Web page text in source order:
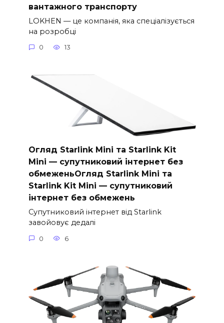
вантажного транспорту
LOKHEN — це компанія, яка спеціалізується
на розробці
0 13
Огляд Starlink Mini та Starlink Kit
Mini — супутниковий інтернет без
обмеженьОгляд Starlink Mini та
Starlink Kit Mini — супутниковий
інтернет без обмежень
Супутниковий інтернет від Starlink
завойовує дедалі
0 6